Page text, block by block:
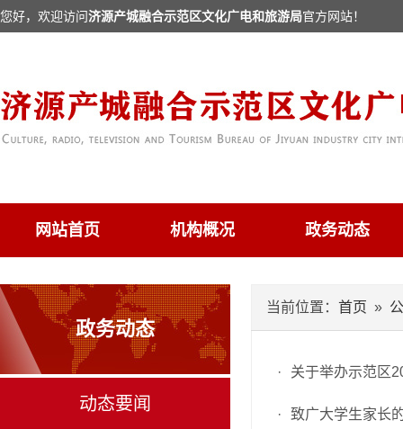
您好，欢迎访问济源产城融合示范区文化广电和旅游局官方网站！
网站首页 机构概况 政务动态
政务动态
动态要闻
当前位置： 首页 »
· 关于举办示范区
· 致广大学生家长